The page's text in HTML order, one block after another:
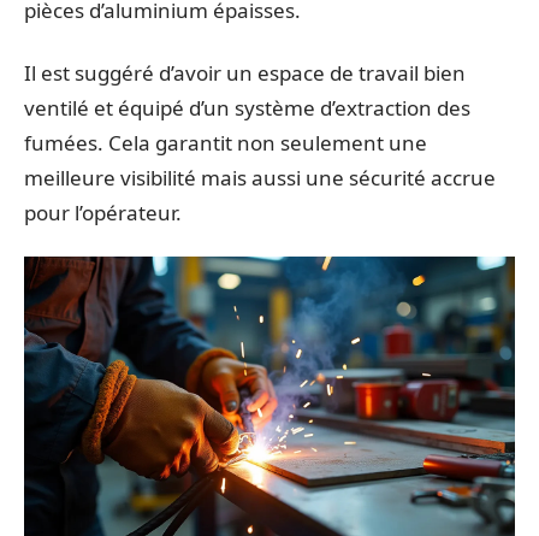
pièces d’aluminium épaisses.
Il est suggéré d’avoir un espace de travail bien
ventilé et équipé d’un système d’extraction des
fumées. Cela garantit non seulement une
meilleure visibilité mais aussi une sécurité accrue
pour l’opérateur.